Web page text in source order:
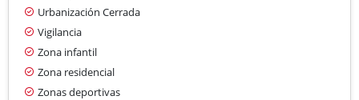
Urbanización Cerrada
Vigilancia
Zona infantil
Zona residencial
Zonas deportivas